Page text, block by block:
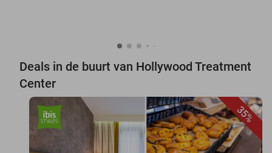
Deals in de buurt van Hollywood Treatment
Center
35%